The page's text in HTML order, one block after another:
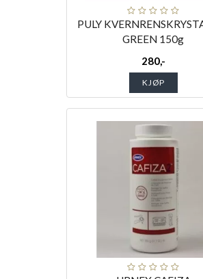
PULY
GREEN 150g
280,-
KJØP